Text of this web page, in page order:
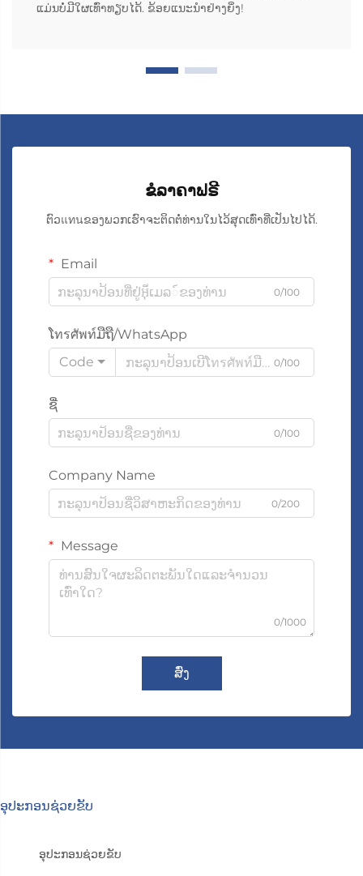
ແມ່ນບໍ່ມີໃຜເທົ່າທຽບໄດ້. ຂ້ອຍແນະນຳຢ່າງຍິ່ງ!
ຂໍລາຄາຟຣີ
ຕົວแทนຂອງພວກເຮົາຈະຕິດຕໍ່ທ່ານໃນໄວ້ສຸດເທົ່າທີ່ເປັນໄປໄດ້.
Email
0/100
ໂทรศัพท์ມືຖື/WhatsApp
Code
0/100
ຊື່
0/100
Company Name
0/200
Message
0/1000
ສົ່ງ
ອຸປະກອນຊ່ວຍຂັບ
ອຸປະກອນຊ່ວຍຂັບ